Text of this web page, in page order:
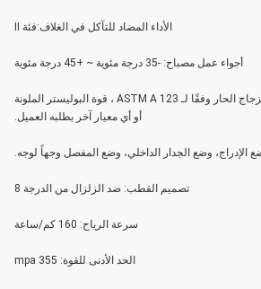
الأداء المضاد للتآكل في الغلاف:فئة II
أجواء عمل مصباح: -35 درجة مئوية ~ +45 درجة مئوية
المعالجة السطحية:غسيل بالزجاج الحار وفقًا لـ ASTM A 123 ، قوة البوليستر الملونة
أو أي معيار آخر يطلبه العميل.
وضع الجدار الداخلي، وضع المفصل وجهاً لوجه.
تصميم القطب: ضد الزلزال من الدرجة 8
سرعة الرياح: 160 كم/ساعة
الحد الأدنى للقوة: 355 mpa